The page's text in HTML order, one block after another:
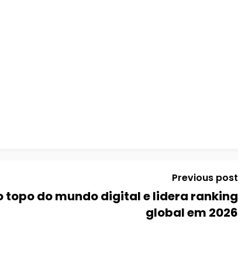
Previous post
topo do mundo digital e lidera ranking
global em 2026